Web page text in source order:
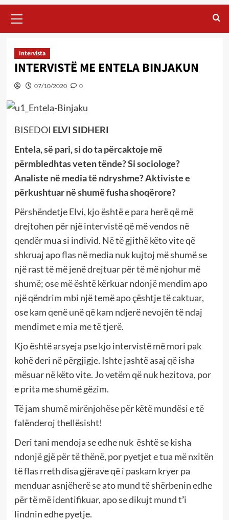
Menu
Intervista
INTERVISTË ME ENTELA BINJAKUN
07/10/2020 0
BISEDOI ELVI SIDHERI
Entela, së pari, si do ta përcaktoje më
përmbledhtas veten tënde? Si sociologe?
Analiste në media të ndryshme? Aktiviste e
përkushtuar në shumë fusha shoqërore?
Përshëndetje Elvi, kjo është e para herë që më
drejtohen për një intervistë që më vendos në
qendër mua si individ. Në të gjithë këto vite që
shkruaj apo flas në media nuk kujtoj më shumë se
një rast të më jenë drejtuar për të më njohur më
shumë; ose më është kërkuar ndonjë mendim apo
një qëndrim mbi një temë apo çështje të caktuar,
ose kam qenë unë që kam ndjerë nevojën të ndaj
mendimet e mia me të tjerë.
Kjo është arsyeja pse kjo intervistë më mori pak
kohë deri në përgjigje. Ishte jashtë asaj që isha
mësuar në këto vite. Jo vetëm që nuk hezitova, por
e prita me shumë gëzim.
Të jam shumë mirënjohëse për këtë mundësi e të
falënderoj thellësisht!
Deri tani mendoja se edhe nuk është se kisha
ndonjë gjë për të thënë, por pyetjet e tua më nxitën
të flas rreth disa gjërave që i paskam kryer pa
menduar asnjëherë se ato mund të shërbenin edhe
për të më identifikuar, apo se dikujt mund t’i
lindnin edhe pyetje.